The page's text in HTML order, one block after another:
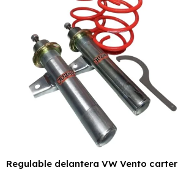
Regulable delantera VW Vento carter